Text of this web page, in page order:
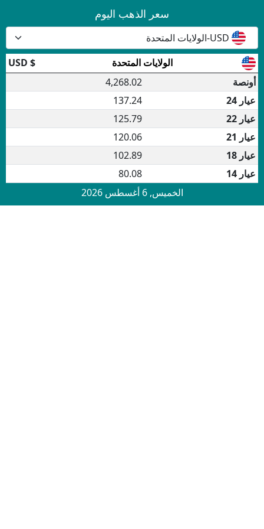
سعر الذهب اليوم
USD-الولايات المتحدة
الولايات المتحدة
USD $
أونصة
4,268.02
عيار 24
137.24
عيار 22
125.79
عيار 21
120.06
عيار 18
102.89
عيار 14
80.08
الخميس, 6 أغسطس 2026